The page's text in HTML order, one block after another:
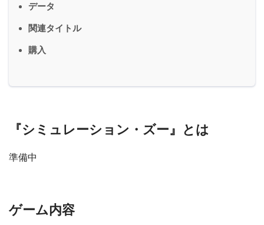
データ
関連タイトル
購入
『シミュレーション・ズー』とは
準備中
ゲーム内容